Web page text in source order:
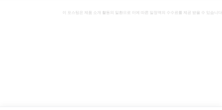
이 포스팅은 제품 소개 활동의 일환으로 이에 따른 일정액의 수수료를 제공 받을 수 있습니다